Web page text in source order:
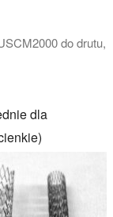
do drutu,
dla